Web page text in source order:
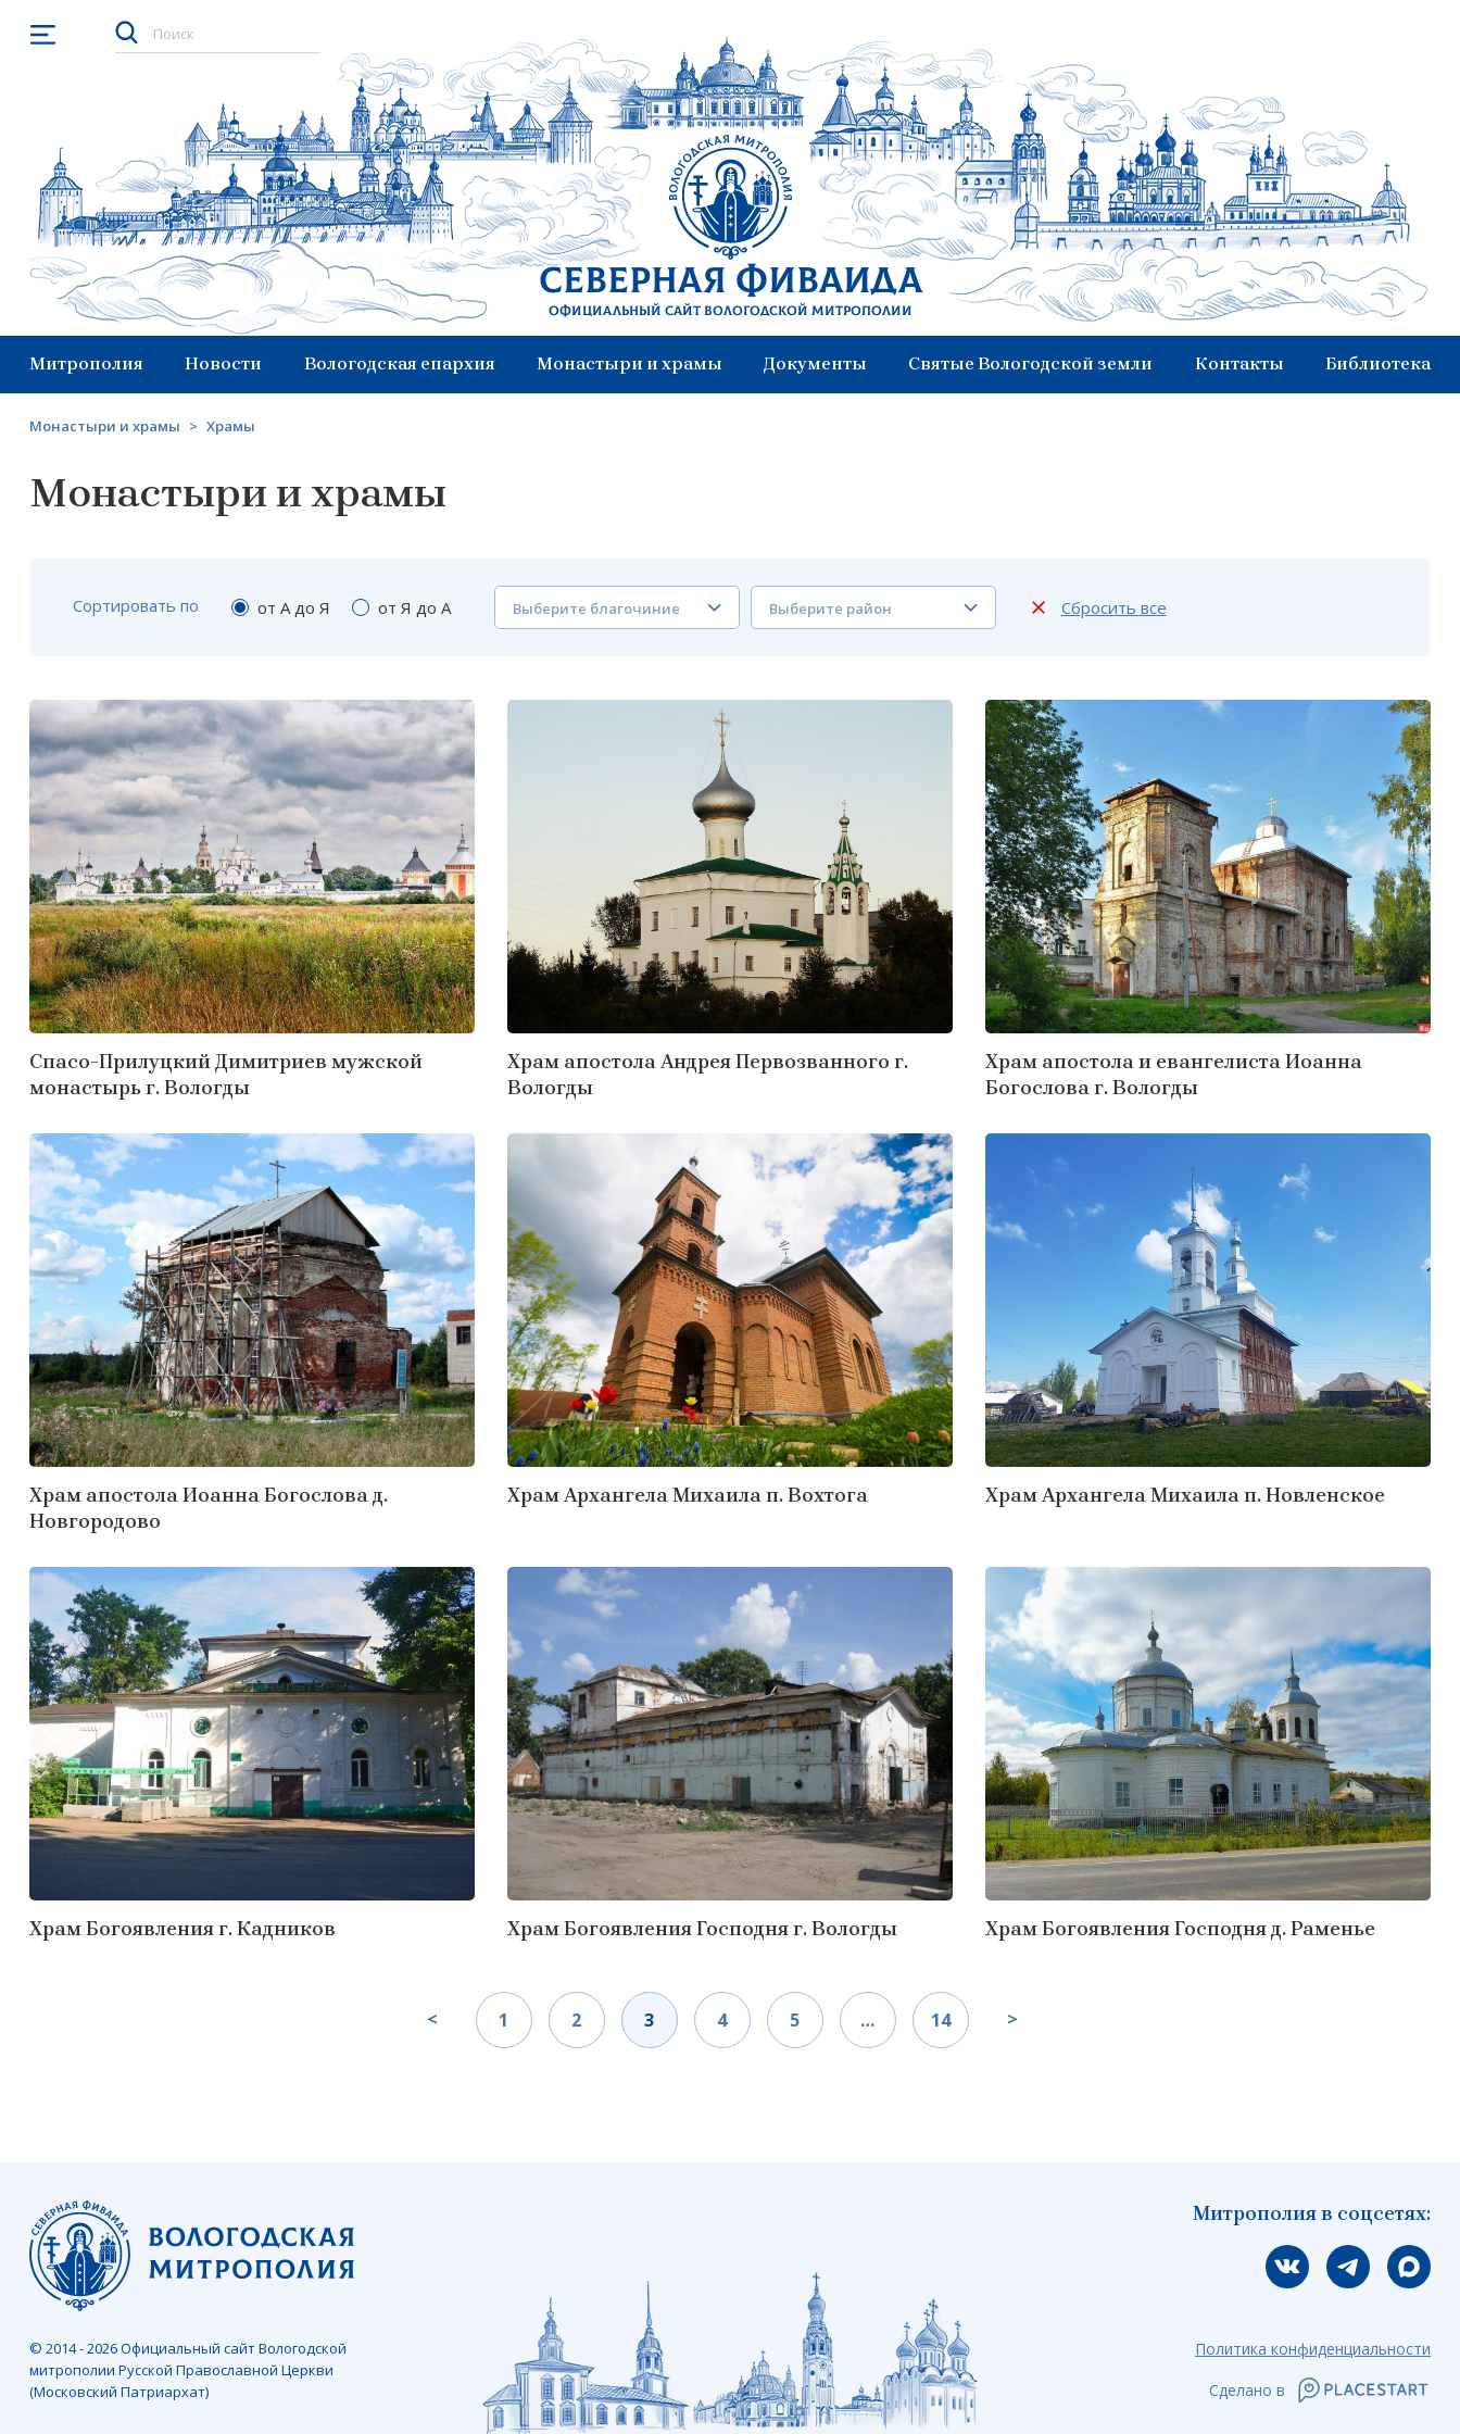
Открыть меню
Северная Фиваида
Официальный сайт Вологодской митрополии
Митрополия Новости Вологодская епархия Монастыри и храмы Документы Святые Вологодской земли Контакты Библиотека
Монастыри и храмы > Храмы
Монастыри и храмы
Сортировать по от А до Я от Я до А Выберите благочиние Выберите район Сбросить все
Спасо-Прилуцкий Димитриев мужской
монастырь г. Вологды
Храм апостола Андрея Первозванного г.
Вологды
Храм апостола и евангелиста Иоанна
Богослова г. Вологды
Храм апостола Иоанна Богослова д.
Новгородово
Храм Архангела Михаила п. Вохтога Храм Архангела Михаила п. Новленское
Храм Богоявления г. Кадников Храм Богоявления Господня г. Вологды Храм Богоявления Господня д. Раменье
< 1 2 3 4 5 … 14 >
Митрополия в соцсетях:
Мы вконтакте
Мы в telegram
Мы в
© 2014 - 2026 Официальный сайт Вологодской
митрополии Русской Православной Церкви
(Московский Патриархат)
Политика конфиденциальности
Сделано в